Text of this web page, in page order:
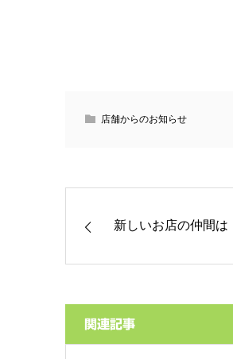
店舗からのお知らせ
新しいお店の仲間は
関連記事